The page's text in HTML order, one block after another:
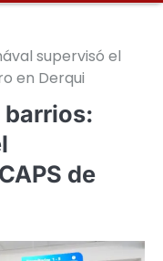
supervisó el
en Derqui
barrios:
de